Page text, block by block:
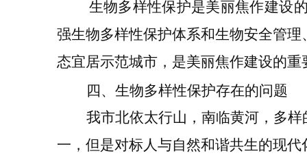
生物多样性保护是美丽焦作建设
强生物多样性保护体系和生物安全管
态宜居示范城市，是美丽焦作建设的重
四、生物多样性保护存在的问题
我市北依太行山，南临黄河，多样
一， 但是对标人与自然和谐共生的现代